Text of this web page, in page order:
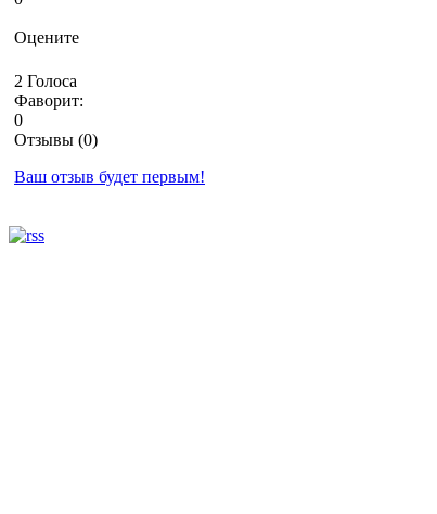
Оцените
2 Голоса
Фаворит:
0
Отзывы (0)
Ваш отзыв будет первым!